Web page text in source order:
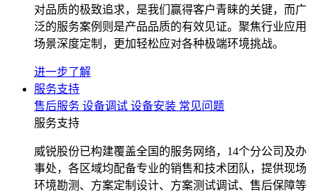
对品质的极致追求，是我们赢得客户青睐的关键，而广
泛的服务案例则是产品品质的有效见证。聚焦行业应用
场景深度定制，更加轻松应对各种极端环境挑战。
进一步了解
服务支持
售后服务 设备调试 设备安装 常见问题
服务支持
威锐股份已构建覆盖全国的服务网络，14个分公司及办
事处，各区域均配备专业的销售和技术团队，提供现场
环境勘测、方案定制设计、方案测试调试、售后保障等